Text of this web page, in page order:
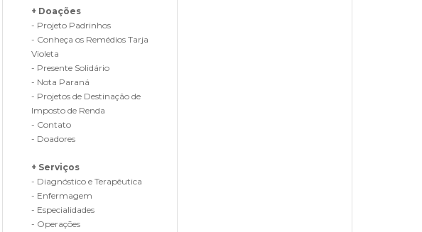
+ Doações
- Projeto Padrinhos
- Conheça os Remédios Tarja
Violeta
- Presente Solidário
- Nota Paraná
- Projetos de Destinação de
Imposto de Renda
- Contato
- Doadores
+ Serviços
- Diagnóstico e Terapêutica
- Enfermagem
- Especialidades
- Operações